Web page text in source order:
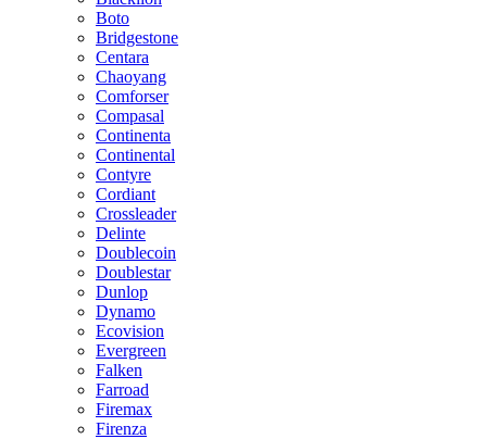
Boto
Bridgestone
Centara
Chaoyang
Comforser
Compasal
Continenta
Continental
Contyre
Cordiant
Crossleader
Delinte
Doublecoin
Doublestar
Dunlop
Dynamo
Ecovision
Evergreen
Falken
Farroad
Firemax
Firenza